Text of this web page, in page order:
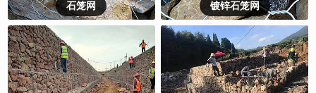
石笼网 镀锌石笼网